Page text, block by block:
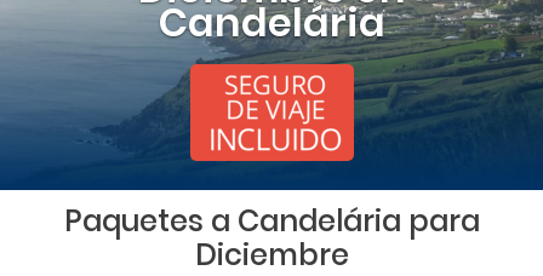
Candelária
Paquetes a Candelária para
Diciembre